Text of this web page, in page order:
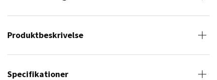
Produktbeskrivelse
Specifikationer